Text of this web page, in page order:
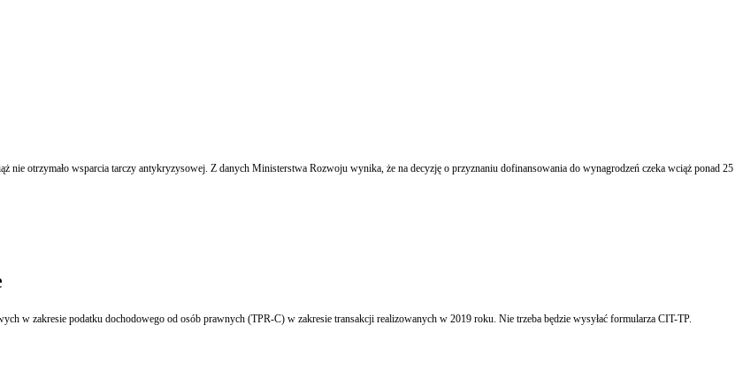
nie otrzymało wsparcia tarczy antykryzysowej. Z danych Ministerstwa Rozwoju wynika, że na decyzję o przyznaniu dofinansowania do wynagrodzeń czeka wciąż ponad 25
w zakresie podatku dochodowego od osób prawnych (TPR-C) w zakresie transakcji realizowanych w 2019 roku. Nie trzeba będzie wysyłać formularza CIT-TP.